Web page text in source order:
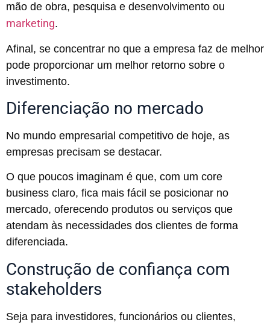
mão de obra, pesquisa e desenvolvimento ou
marketing.
Afinal, se concentrar no que a empresa faz de melhor
pode proporcionar um melhor retorno sobre o
investimento.
Diferenciação no mercado
No mundo empresarial competitivo de hoje, as
empresas precisam se destacar.
O que poucos imaginam é que, com um core
business claro, fica mais fácil se posicionar no
mercado, oferecendo produtos ou serviços que
atendam às necessidades dos clientes de forma
diferenciada.
Construção de confiança com
stakeholders
Seja para investidores, funcionários ou clientes,